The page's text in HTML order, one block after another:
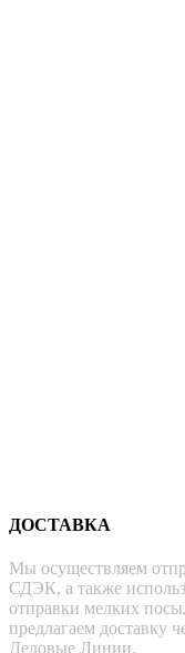
ДОСТАВКА
Мы осуществляем
СДЭК, а также
отправки мелких
предлагаем доставку
Деловые Линии.